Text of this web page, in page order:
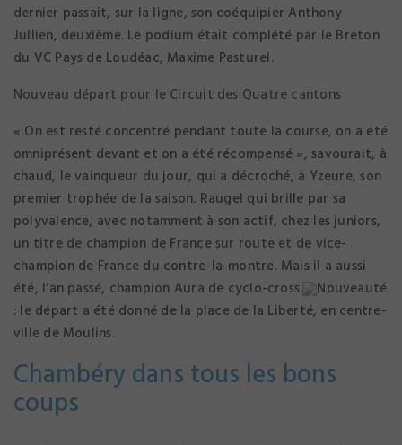
dernier passait, sur la ligne, son coéquipier Anthony
Jullien, deuxième. Le podium était complété par le Breton
du VC Pays de Loudéac, Maxime Pasturel.
Nouveau départ pour le Circuit des Quatre cantons
« On est resté concentré pendant toute la course, on a été
omniprésent devant et on a été récompensé », savourait, à
chaud, le vainqueur du jour, qui a décroché, à Yzeure, son
premier trophée de la saison. Raugel qui brille par sa
polyvalence, avec notamment à son actif, chez les juniors,
un titre de champion de France sur route et de vice-
champion de France du contre-la-montre. Mais il a aussi
été, l’an passé, champion Aura de cyclo-cross.
Nouveauté
: le départ a été donné de la place de la Liberté, en centre-
ville de Moulins.
Chambéry dans tous les bons
coups